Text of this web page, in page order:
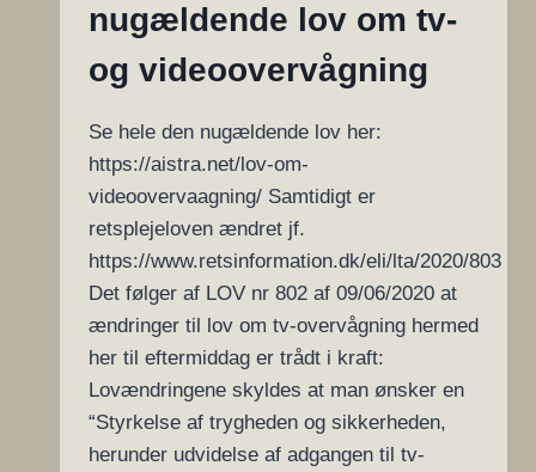
nugældende lov om tv-
og videoovervågning
Se hele den nugældende lov her:
https://aistra.net/lov-om-
videoovervaagning/ Samtidigt er
retsplejeloven ændret jf.
https://www.retsinformation.dk/eli/lta/2020/803
Det følger af LOV nr 802 af 09/06/2020 at
ændringer til lov om tv-overvågning hermed
her til eftermiddag er trådt i kraft:
Lovændringene skyldes at man ønsker en
“Styrkelse af trygheden og sikkerheden,
herunder udvidelse af adgangen til tv-